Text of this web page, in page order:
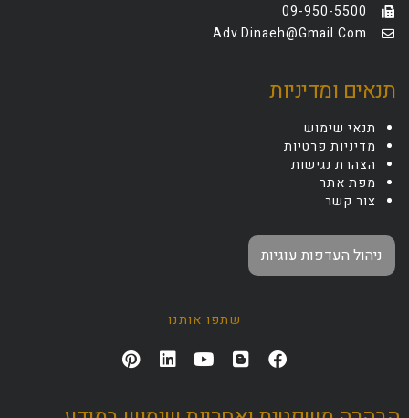
09-950-5500
Adv.dinaeh@gmail.com
תנאים ומדיניות
תנאי שימוש
מדיניות פרטיות
הצהרת נגישות
מפת אתר
צור קשר
ניהול העדפות עוגיות
שתפו אותנו